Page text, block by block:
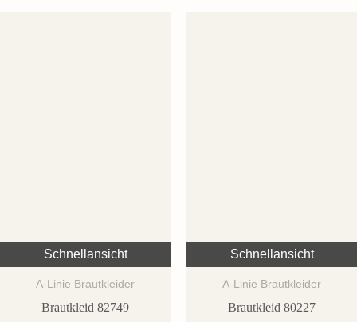
Schnellansicht
A-Linie Brautkleider
Brautkleid 82749
Schnellansicht
A-Linie Brautkleider
Brautkleid 80227